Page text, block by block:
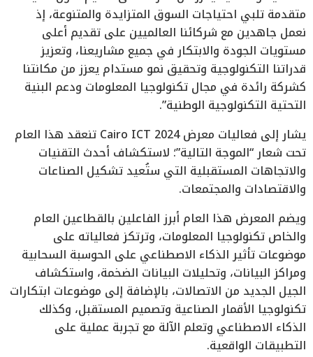
متقدمة تلبي احتياجات السوق المتزايدة والمتنوعة، إذ
نعمل جاهدين مع شركائنا العالميين على تقديم أعلى
مستويات الجودة والابتكار في جميع مشاريعنا، وتعزيز
قدراتنا التكنولوجية وتحقيق نمو مستدام يعزز من مكانتنا
كشركة رائدة في مجال تكنولوجيا المعلومات ودعم البنية
التحتية التكنولوجية الوطنية”.
يشار إلى فعاليات معرض Cairo ICT 2024 تنعقد هذا العام
تحت شعار “الموجة التالية”؛ لاستكشاف أحدث التقنيات
والاتجاهات المستقبلية التي ستُعيد تشكيل الصناعات
والاقتصادات والمجتمعات.
ويضم المعرض هذا العام أبرز الفاعلين بالقطاعين العام
والخاص تكنولوجيا المعلومات، وترتكز فعالياته على
موضوعات تأثير الذكاء الاصطناعي على الحوسبة السحابية
ومراكز البيانات، وتحليلات البيانات الضخمة، واستكشاف
الجيل الجديد من الاتصالات، بالإضافة إلى موضوعات ابتكارات
تكنولوجيا الأقمار الصناعية وتصميم المستقبل، وكذلك
الذكاء الاصطناعي وتعلم الآلة مع تجربة عملية على
التطبيقات الواقعية.